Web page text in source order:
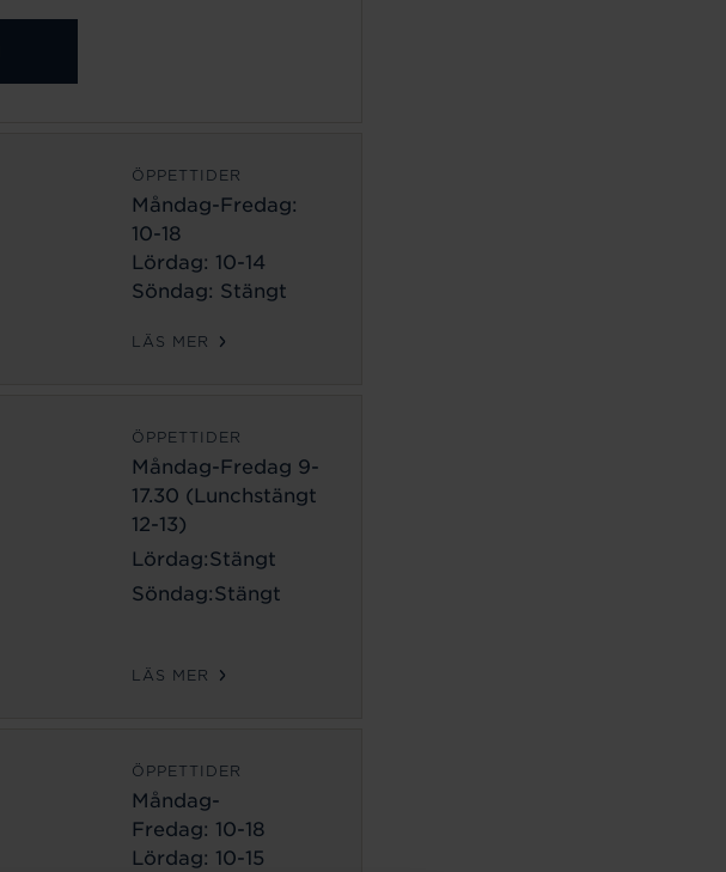
ÖPPETTIDER
Måndag-Fredag:
10-18
Lördag: 10-14
Söndag: Stängt
LÄS MER
ÖPPETTIDER
Måndag-Fredag 9-
17.30 (Lunchstängt
12-13)
Lördag:Stängt
Söndag:Stängt
LÄS MER
ÖPPETTIDER
Måndag-
Fredag: 10-18
Lördag: 10-15